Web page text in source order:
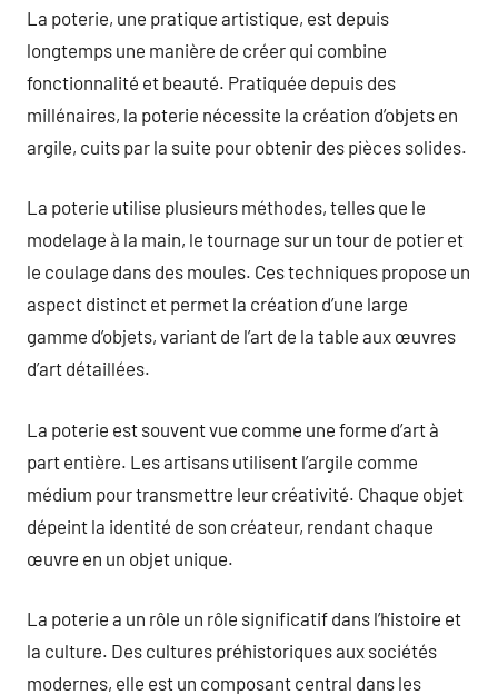
La poterie, une pratique artistique, est depuis
longtemps une manière de créer qui combine
fonctionnalité et beauté. Pratiquée depuis des
millénaires, la poterie nécessite la création d’objets en
argile, cuits par la suite pour obtenir des pièces solides.
La poterie utilise plusieurs méthodes, telles que le
modelage à la main, le tournage sur un tour de potier et
le coulage dans des moules. Ces techniques propose un
aspect distinct et permet la création d’une large
gamme d’objets, variant de l’art de la table aux œuvres
d’art détaillées.
La poterie est souvent vue comme une forme d’art à
part entière. Les artisans utilisent l’argile comme
médium pour transmettre leur créativité. Chaque objet
dépeint la identité de son créateur, rendant chaque
œuvre en un objet unique.
La poterie a un rôle un rôle significatif dans l’histoire et
la culture. Des cultures préhistoriques aux sociétés
modernes, elle est un composant central dans les